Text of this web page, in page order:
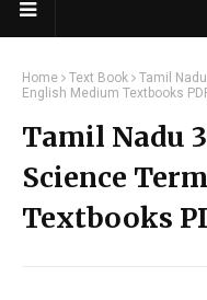
Home Text Book
Tamil
English Medium Textbooks
Tamil Nadu
Science
Textbooks